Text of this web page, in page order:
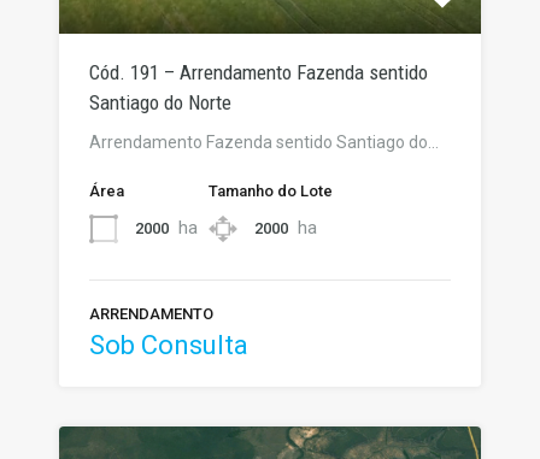
Cód. 191 – Arrendamento Fazenda sentido
Santiago do Norte
Arrendamento Fazenda sentido Santiago do…
Área
2000 ha
Tamanho do Lote
2000 ha
ARRENDAMENTO
Sob Consulta